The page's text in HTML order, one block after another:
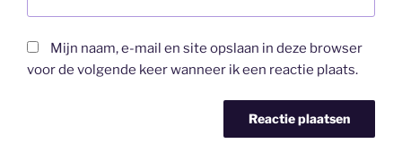
Mijn naam, e-mail en site opslaan in deze browser
voor de volgende keer wanneer ik een reactie plaats.